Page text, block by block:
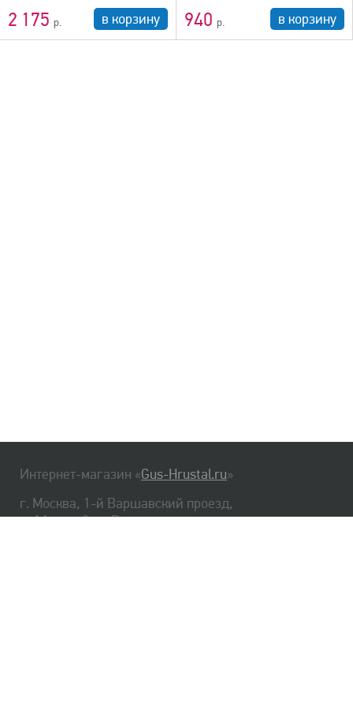
2 175 в корзину 940 в корзину
Интернет-магазин «Gus-Hrustal.ru»
г. Москва, 1-й Варшавский проезд,
д. 1А, стр. 3, м. Варшавская